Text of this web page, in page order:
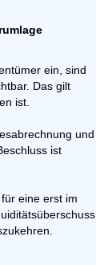
ein, sind
Das gilt
ist.
und
ist
eine erst im